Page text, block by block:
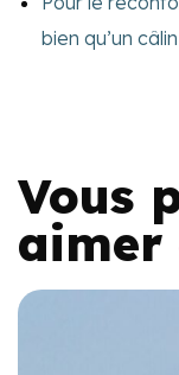
bien qu’un câlin
Vous
aimer